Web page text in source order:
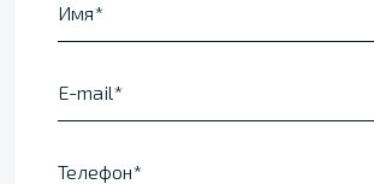
Имя
E-mail
Телефон